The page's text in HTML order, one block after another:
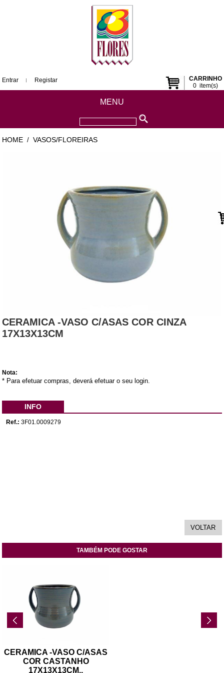
CARRINHO
0item(s)
Entrar Registar
MENU
HOME / VASOS/FLOREIRAS
CERAMICA -VASO C/ASAS COR CINZA
17X13X13CM
Nota:
* Para efetuar compras, deverá efetuar o seu login.
INFO
Ref.: 3F01.0009279
TAMBÉM PODE GOSTAR
CERAMICA -VASO C/ASAS
COR CASTANHO
17X13X13CM..